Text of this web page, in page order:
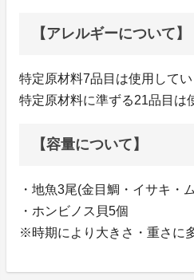
【アレルギーについて】
特定原材料7品目は使用して
特定原材料に準ずる21品目は
【容量について】
・地魚3尾(金目鯛・イサキ・
・ホンビノス貝5個
※時期により大きさ・重さに